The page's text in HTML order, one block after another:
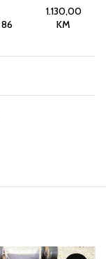
86
1.130,00
KM